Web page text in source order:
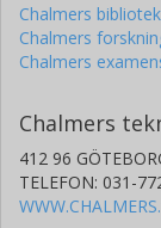
Chalmers bibliotek
Chalmers
Chalmers
Chalmers
412 96
TELEFON: 031-